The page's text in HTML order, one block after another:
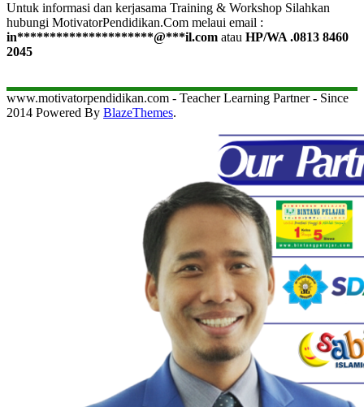
Untuk informasi dan kerjasama Training & Workshop Silahkan
hubungi MotivatorPendidikan.Com melaui email :
in*********************@***il.com atau HP/WA .0813 8460
2045
www.motivatorpendidikan.com - Teacher Learning Partner - Since
2014 Powered By BlazeThemes.